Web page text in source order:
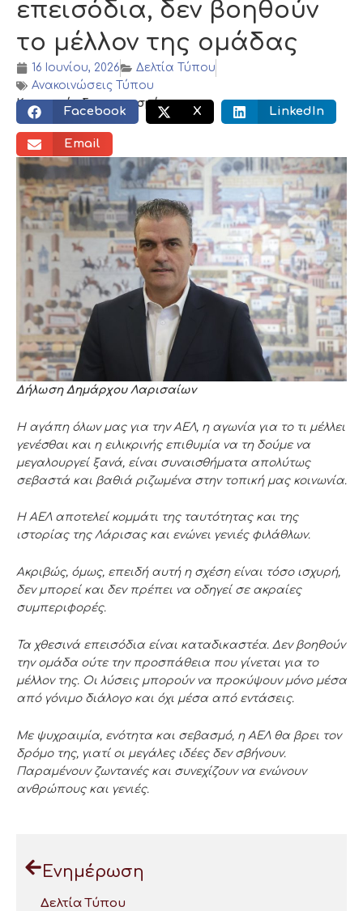
επεισόδια, δεν βοηθούν
το μέλλον της ομάδας
16 Ιουνίου, 2026
Δελτία Τύπου
Ανακοινώσεις Τύπου
Κοινωνικός διαμοιρασμός:
Facebook X LinkedIn
Email
Δήλωση Δημάρχου Λαρισαίων
Η αγάπη όλων μας για την ΑΕΛ, η αγωνία για το τι μέλλει
γενέσθαι και η ειλικρινής επιθυμία να τη δούμε να
μεγαλουργεί ξανά, είναι συναισθήματα απολύτως
σεβαστά και βαθιά ριζωμένα στην τοπική μας κοινωνία.
Η ΑΕΛ αποτελεί κομμάτι της ταυτότητας και της
ιστορίας της Λάρισας και ενώνει γενιές φιλάθλων.
Ακριβώς, όμως, επειδή αυτή η σχέση είναι τόσο ισχυρή,
δεν μπορεί και δεν πρέπει να οδηγεί σε ακραίες
συμπεριφορές.
Τα χθεσινά επεισόδια είναι καταδικαστέα. Δεν βοηθούν
την ομάδα ούτε την προσπάθεια που γίνεται για το
μέλλον της. Οι λύσεις μπορούν να προκύψουν μόνο μέσα
από γόνιμο διάλογο και όχι μέσα από εντάσεις.
Με ψυχραιμία, ενότητα και σεβασμό, η ΑΕΛ θα βρει τον
δρόμο της, γιατί οι μεγάλες ιδέες δεν σβήνουν.
Παραμένουν ζωντανές και συνεχίζουν να ενώνουν
ανθρώπους και γενιές.
Ενημέρωση
Δελτία Τύπου